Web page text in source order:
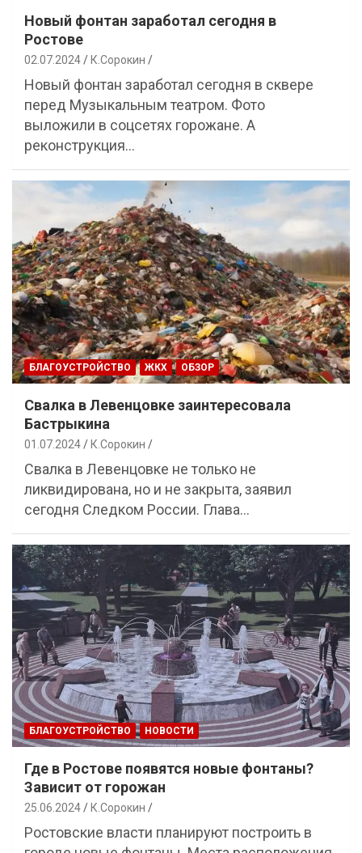
Новый фонтан заработал сегодня в
Ростове
02.07.2024 К.Сорокин
Новый фонтан заработал сегодня в сквере
перед Музыкальным театром. Фото
выложили в соцсетях горожане. А
реконструкция…
БЛАГОУСТРОЙСТВО ЖКХ ОБЗОР
Свалка в Левенцовке заинтересовала
Бастрыкина
01.07.2024 К.Сорокин
Свалка в Левенцовке не только не
ликвидирована, но и не закрыта, заявил
сегодня Следком России. Глава…
БЛАГОУСТРОЙСТВО НОВОСТИ
Где в Ростове появятся новые фонтаны?
Зависит от горожан
25.06.2024 К.Сорокин
Ростовские власти планируют построить в